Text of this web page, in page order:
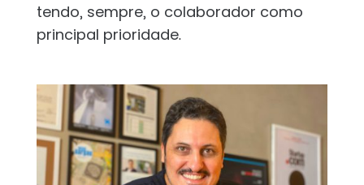
tendo, sempre, o colaborador como
principal prioridade.